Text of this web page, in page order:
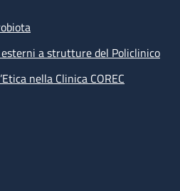
a strutture del Policlinico
nella Clinica COREC